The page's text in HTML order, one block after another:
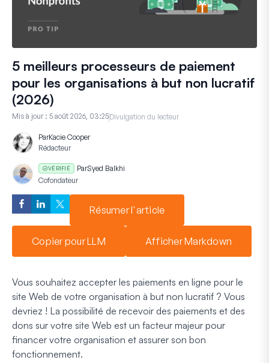
5 meilleurs processeurs de paiement
pour les organisations à but non lucratif
(2026)
Mis à jour : 5 août 2026, 03:25Divulgation du lecteur
ParKacie Cooper
Rédacteur
VÉRIFIÉ ParSyed Balkhi
Cofondateur
Résumer l'article
Copier pour LLM Afficher Markdown
Vous souhaitez accepter les paiements en ligne pour le
site Web de votre organisation à but non lucratif ? Vous
devriez ! La possibilité de recevoir des paiements et des
dons sur votre site Web est un facteur majeur pour
financer votre organisation et assurer son bon
fonctionnement.